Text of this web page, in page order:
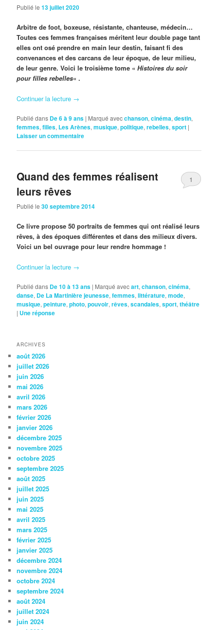
Publié le13 juillet 2020
Arbitre de foot, boxeuse, résistante, chanteuse, médecin…
Toutes ces femmes françaises méritent leur double page tant
elles ont osé prendre en main leur destin, faisant fi des
convenances et des carcans de leur époque, de leur milieu,
de leur genre. Voici le troisième tome «Histoires du soir
pour filles rebelles« .
Continuer la lecture →
Publié dans De 6 à 9 ans | Marqué avecchanson,cinéma,destin,
femmes,filles, Les Arènes,musique,politique,rebelles,sport |
Laisser un commentaire
Quand des femmes réalisent
leurs rêves
Publié le30 septembre 2014
1
Ce livre propose 50 portraits de femmes qui ont réalisé leurs
rêves, à des époques différentes et dans des milieux divers.
Voici un bel ouvrage pour leur rendre hommage !
Continuer la lecture →
Publié dans De 10 à 13 ans | Marqué avecart,chanson,cinéma,
danse, De La Martinière jeunesse,femmes,littérature,mode,
musique,peinture,photo,pouvoir,rêves,scandales,sport,théâtre
| Uneréponse
ARCHIVES
août 2026
juillet 2026
juin 2026
mai 2026
avril 2026
mars 2026
février 2026
janvier 2026
décembre 2025
novembre 2025
octobre 2025
septembre 2025
août 2025
juillet 2025
juin 2025
mai 2025
avril 2025
mars 2025
février 2025
janvier 2025
décembre 2024
novembre 2024
octobre 2024
septembre 2024
août 2024
juillet 2024
juin 2024